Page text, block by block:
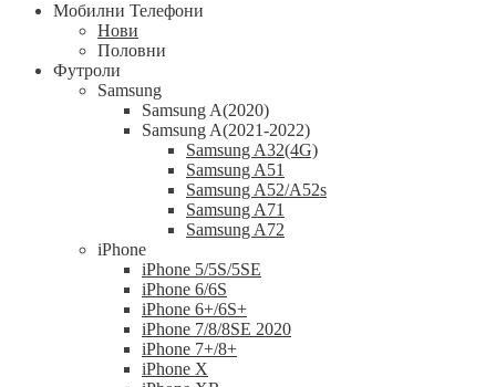
Мобилни Телефони
Нови
Половни
Футроли
Samsung
Samsung A(2020)
Samsung A(2021-2022)
Samsung A32(4G)
Samsung A51
Samsung A52/A52s
Samsung A71
Samsung A72
iPhone
iPhone 5/5S/5SE
iPhone 6/6S
iPhone 6+/6S+
iPhone 7/8/8SE 2020
iPhone 7+/8+
iPhone X